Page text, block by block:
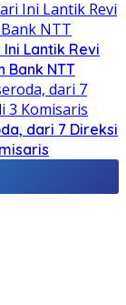
Lantik Revi
Bank NTT
dari 7 Direksi